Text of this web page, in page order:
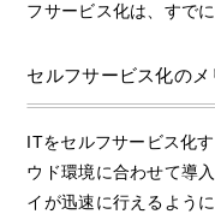
フサービス化は、すで
セルフサービス化のメ
ITをセルフサービス化
ウド環境に合わせて導
イが迅速に行えるように